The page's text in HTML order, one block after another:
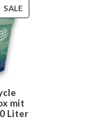
SALE
mit
Liter